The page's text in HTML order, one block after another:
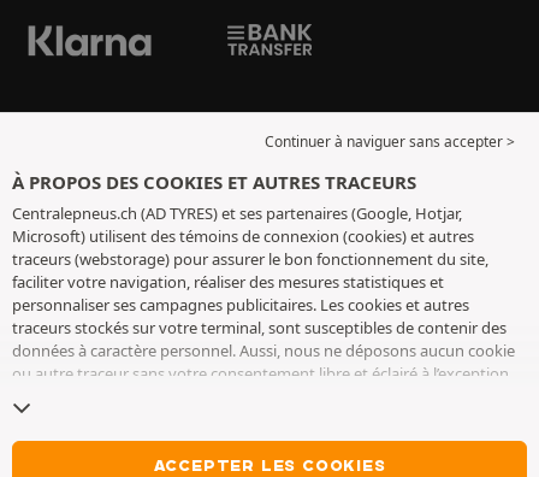
Continuer à naviguer sans accepter >
À PROPOS DES COOKIES ET AUTRES TRACEURS
Centralepneus.ch (AD TYRES) et ses partenaires (Google, Hotjar,
Microsoft) utilisent des témoins de connexion (cookies) et autres
traceurs (webstorage) pour assurer le bon fonctionnement du site,
faciliter votre navigation, réaliser des mesures statistiques et
personnaliser ses campagnes publicitaires. Les cookies et autres
traceurs stockés sur votre terminal, sont susceptibles de contenir des
données à caractère personnel. Aussi, nous ne déposons aucun cookie
ou autre traceur sans votre consentement libre et éclairé à l’exception
conservons votre choix pendant 6 mois. Vous pouvez retirer votre
consentement à tout moment en vous rendant sur lapage cookies et
. Vous pouvez choisir de continuer à naviguer sans
ACCEPTER LES COOKIES